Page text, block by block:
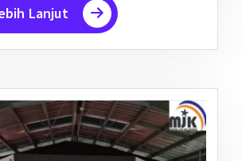
Lanjut